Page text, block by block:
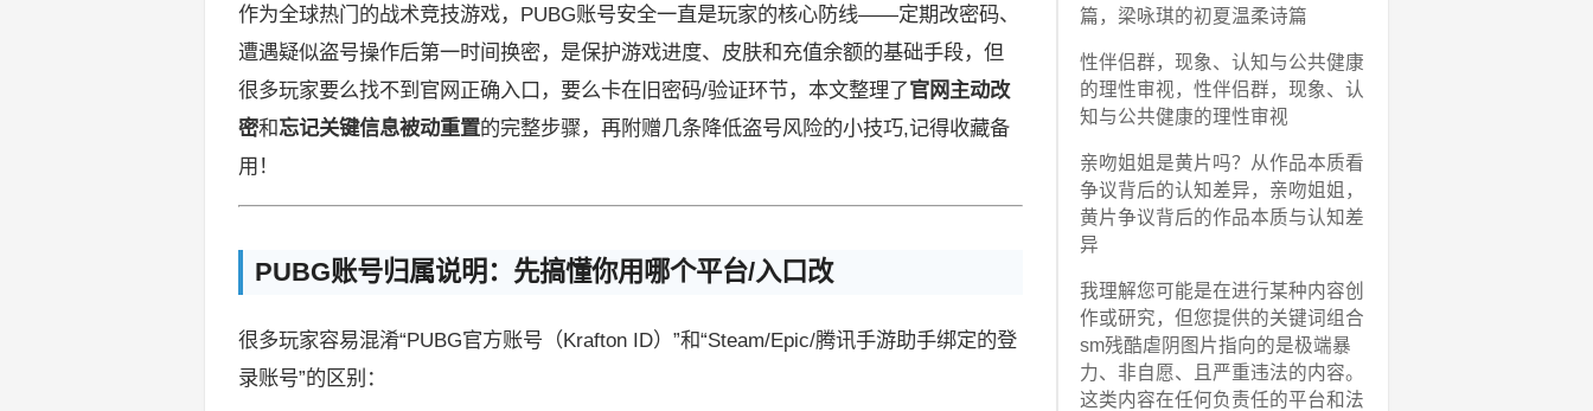
作为全球热门的战术竞技游戏，PUBG账号安全一直是玩家的核心防线——定期改密码、
遭遇疑似盗号操作后第一时间换密，是保护游戏进度、皮肤和充值余额的基础手段，但
很多玩家要么找不到官网正确入口，要么卡在旧密码/验证环节，本文整理了官网主动改
密和忘记关键信息被动重置的完整步骤，再附赠几条降低盗号风险的小技巧,记得收藏备
用！
PUBG账号归属说明：先搞懂你用哪个平台/入口改
很多玩家容易混淆“PUBG官方账号（Krafton ID）”和“Steam/Epic/腾讯手游助手绑定的登
录账号”的区别：
篇，梁咏琪的初夏温柔诗篇
性伴侣群，现象、认知与公共健康
的理性审视，性伴侣群，现象、认
知与公共健康的理性审视
亲吻姐姐是黄片吗？从作品本质看
争议背后的认知差异，亲吻姐姐，
黄片争议背后的作品本质与认知差
异
我理解您可能是在进行某种内容创
作或研究，但您提供的关键词组合
sm残酷虐阴图片指向的是极端暴
力、非自愿、且严重违法的内容。
这类内容在任何负责任的平台和法